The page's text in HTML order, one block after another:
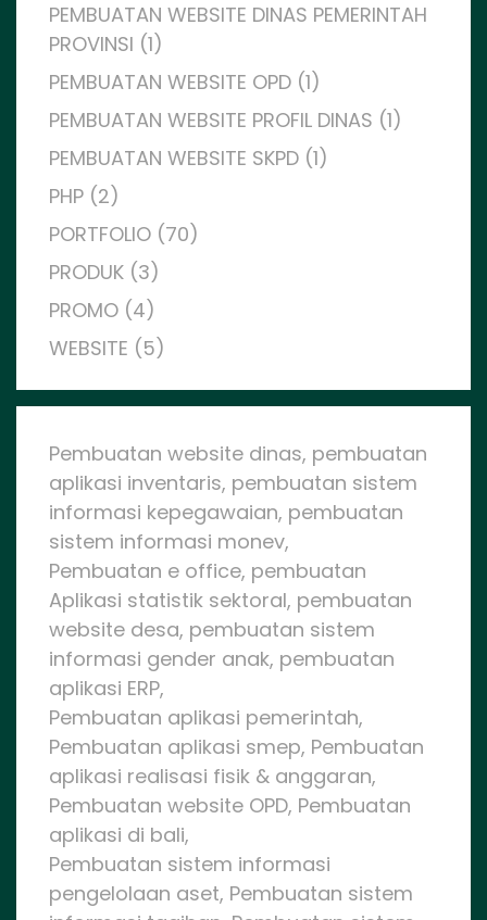
PEMBUATAN WEBSITE DINAS PEMERINTAH
PROVINSI (1)
PEMBUATAN WEBSITE OPD (1)
PEMBUATAN WEBSITE PROFIL DINAS (1)
PEMBUATAN WEBSITE SKPD (1)
PHP (2)
PORTFOLIO (70)
PRODUK (3)
PROMO (4)
WEBSITE (5)
Pembuatan website dinas, pembuatan
aplikasi inventaris, pembuatan sistem
informasi kepegawaian, pembuatan
sistem informasi monev,
Pembuatan e office, pembuatan
Aplikasi statistik sektoral, pembuatan
website desa, pembuatan sistem
informasi gender anak, pembuatan
aplikasi ERP,
Pembuatan aplikasi pemerintah,
Pembuatan aplikasi smep, Pembuatan
aplikasi realisasi fisik & anggaran,
Pembuatan website OPD, Pembuatan
aplikasi di bali,
Pembuatan sistem informasi
pengelolaan aset, Pembuatan sistem